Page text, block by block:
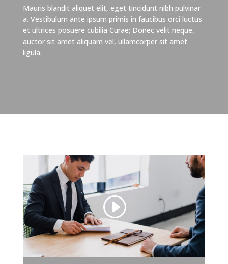
Mauris blandit aliquet elit, eget tincidunt nibh pulvinar
a. Vestibulum ante ipsum primis in faucibus orci luctus
et ultrices posuere cubilia Curae; Donec velit neque,
auctor sit amet aliquam vel, ullamcorper sit amet
ligula.